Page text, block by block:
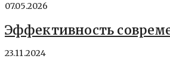
07.05.2026
Эффективность
23.11.2024